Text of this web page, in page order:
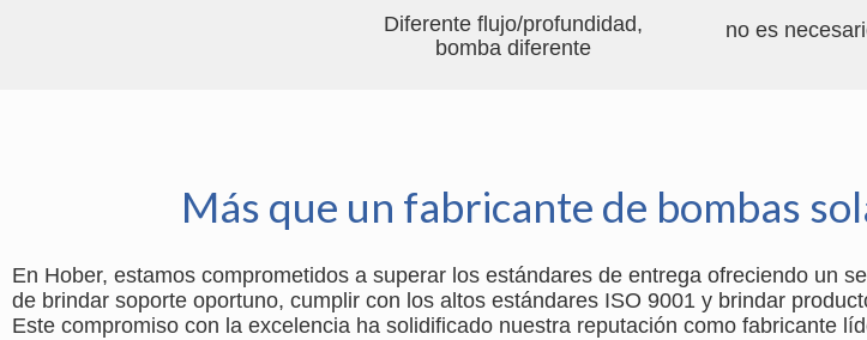
Diferente flujo/profundidad,
bomba diferente
no es
Más que un fabricante de bombas
En Hober, estamos comprometidos a superar los estándares de entrega ofreciendo un
de brindar soporte oportuno, cumplir con los altos estándares ISO 9001 y brindar
Este compromiso con la excelencia ha solidificado nuestra reputación como fabricante